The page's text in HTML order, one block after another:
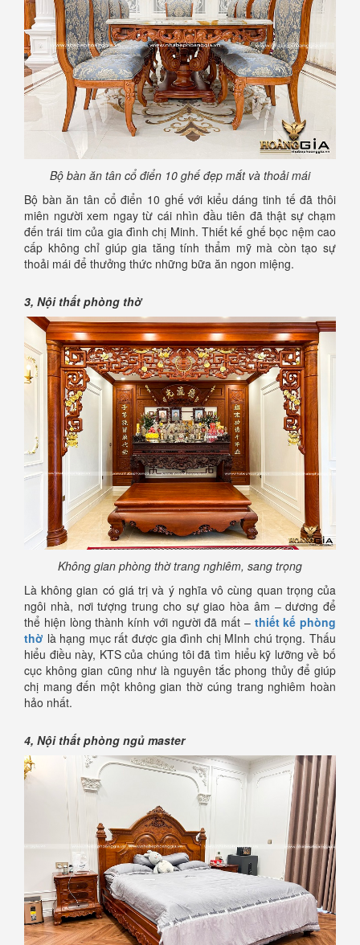
Bộ bàn ăn tân cổ điển 10 ghế đẹp mắt và thoải mái
Bộ bàn ăn tân cổ điển 10 ghế với kiểu dáng tinh tế đã thôi
miên người xem ngay từ cái nhìn đầu tiên đã thật sự chạm
đến trái tim của gia đình chị Minh. Thiết kế ghế bọc nệm cao
cấp không chỉ giúp gia tăng tính thẩm mỹ mà còn tạo sự
thoải mái để thưởng thức những bữa ăn ngon miệng.
3, Nội thất phòng thờ
Không gian phòng thờ trang nghiêm, sang trọng
Là không gian có giá trị và ý nghĩa vô cùng quan trọng của
ngôi nhà, nơi tượng trung cho sự giao hòa âm – dương để
thể hiện lòng thành kính với người đã mất – thiết kế phòng
thờ là hạng mục rất được gia đình chị MInh chú trọng. Thấu
hiểu điều này, KTS của chúng tôi đã tìm hiểu kỹ lưỡng về bố
cục không gian cũng như là nguyên tắc phong thủy để giúp
chị mang đến một không gian thờ cúng trang nghiêm hoàn
hảo nhất.
4, Nội thất phòng ngủ master